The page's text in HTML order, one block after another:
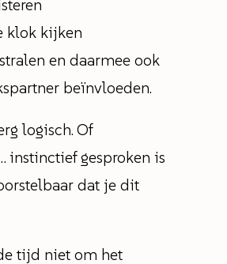
klok kijken
en daarmee ook
beïnvloeden.
logisch. Of
instinctief gesproken is
dat je dit
tijd niet om het